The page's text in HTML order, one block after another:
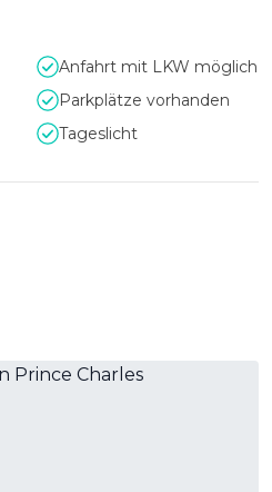
Anfahrt mit LKW möglich
Parkplätze vorhanden
Tageslicht